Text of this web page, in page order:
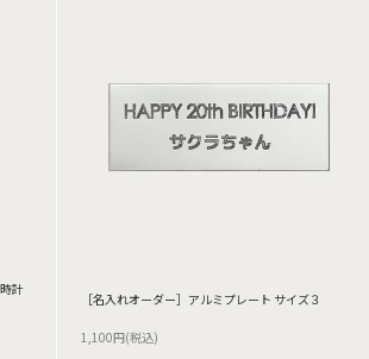
計
［名入れオーダー］アルミプレート サイズ３
1,100円(税込)